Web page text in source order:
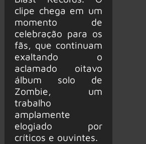
clipe chega em um
momento de
celebração para os
fãs, que continuam
exaltando o
aclamado oitavo
álbum solo de
Zombie, um
trabalho
amplamente
elogiado por
críticos e ouvintes.